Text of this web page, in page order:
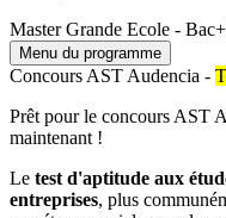
Master Grande Ecole -
Menu du programme
Concours AST Audencia -
Prêt pour le concours AST
maintenant !
Le test d'aptitude aux
entreprises, plus